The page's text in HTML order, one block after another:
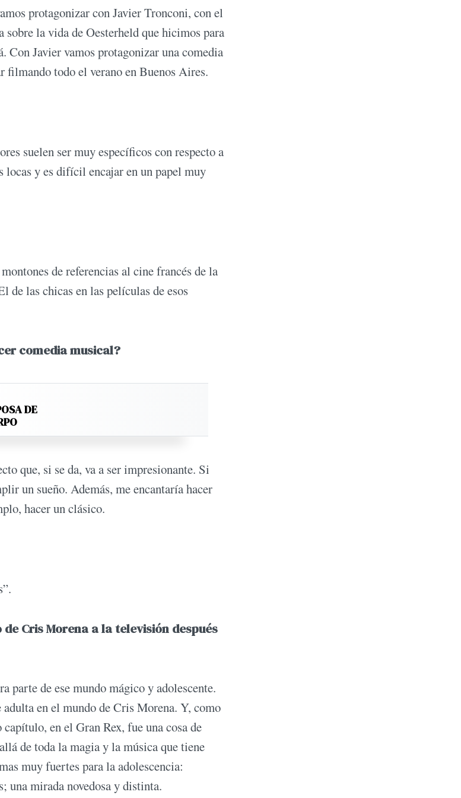
protagonizar con Javier Tronconi, con el
la vida de Oesterheld que hicimos para
Javier vamos protagonizar una comedia
filmando todo el verano en Buenos Aires.
suelen ser muy específicos con respecto a
locas y es difícil encajar en un papel muy
de referencias al cine francés de la
de las chicas en las películas de esos
comedia musical?
DE
que, si se da, va a ser impresionante. Si
un sueño. Además, me encantaría hacer
hacer un clásico.
Cris Morena a la televisión después
parte de ese mundo mágico y adolescente.
en el mundo de Cris Morena. Y, como
en el Gran Rex, fue una cosa de
de toda la magia y la música que tiene
muy fuertes para la adolescencia:
una mirada novedosa y distinta.